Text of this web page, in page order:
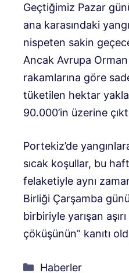
Geçtiğimiz Pazar
ana karasındaki
nispeten sakin
Ancak Avrupa Orman
rakamlarına göre
tüketilen hektar
90.000’in üzerine
Portekiz’de
sıcak koşullar, bu
felaketiyle aynı
Birliği Çarşamba
birbiriyle yarışan
çöküşünün” kanıtı
Kategoriler
Haberler